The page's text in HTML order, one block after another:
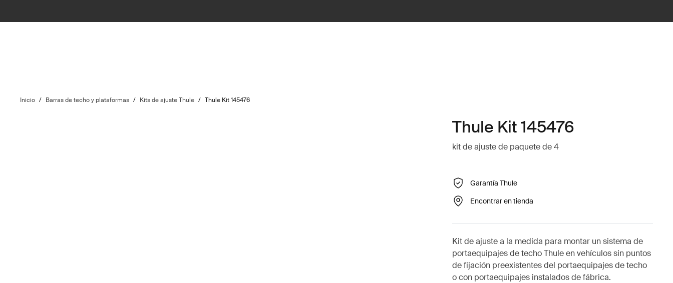
Inicio / Barras de techo y plataformas / Kits de ajuste Thule / Thule Kit 145476
Thule Kit 145476
kit de ajuste de paquete de 4
Garantía Thule
Encontrar en tienda
Kit de ajuste a la medida para montar un sistema de
portaequipajes de techo Thule en vehículos sin puntos
de fijación preexistentes del portaequipajes de techo
o con portaequipajes instalados de fábrica.